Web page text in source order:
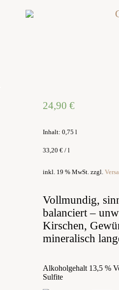
24,90 €
Inhalt: 0,75 l
33,20 €/ l
inkl. 19 % MwSt. zzgl.
Vollmundig,
balanciert –
Kirschen,
mineralisch
Alkoholgehalt 13,5 %
Sulfite